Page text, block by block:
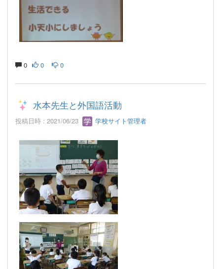
0 0 0
水本先生と外国語活動
投稿日時 : 2021/06/23 学校サイト管理者